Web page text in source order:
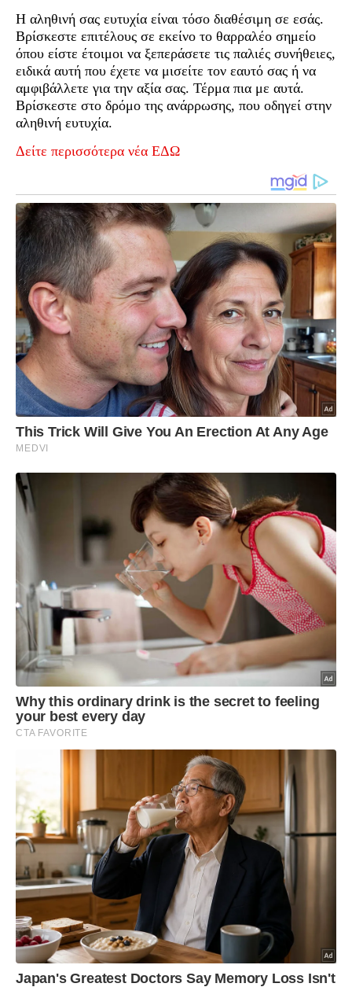
Η αληθινή σας ευτυχία είναι τόσο διαθέσιμη σε εσάς.
Βρίσκεστε επιτέλους σε εκείνο το θαρραλέο σημείο
όπου είστε έτοιμοι να ξεπεράσετε τις παλιές συνήθειες,
ειδικά αυτή που έχετε να μισείτε τον εαυτό σας ή να
αμφιβάλλετε για την αξία σας. Τέρμα πια με αυτά.
Βρίσκεστε στο δρόμο της ανάρρωσης, που οδηγεί στην
αληθινή ευτυχία.
Δείτε περισσότερα νέα ΕΔΩ